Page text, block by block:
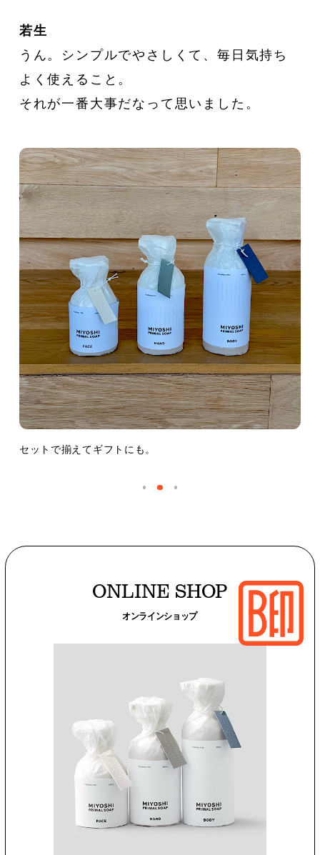
若生
うん。シンプルでやさしくて、毎日気持ち
よく使えること。
それが一番大事だなって思いました。
セットで揃えてギフトにも。
ONLINE SHOP
オンラインショップ